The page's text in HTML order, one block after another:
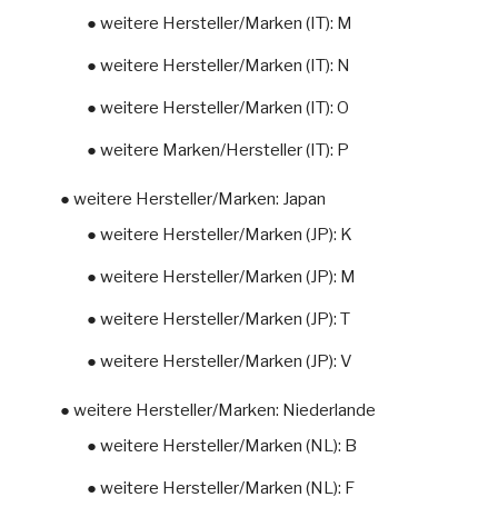
● weitere Hersteller/Marken (IT): M
● weitere Hersteller/Marken (IT): N
● weitere Hersteller/Marken (IT): O
● weitere Marken/Hersteller (IT): P
● weitere Hersteller/Marken: Japan
● weitere Hersteller/Marken (JP): K
● weitere Hersteller/Marken (JP): M
● weitere Hersteller/Marken (JP): T
● weitere Hersteller/Marken (JP): V
● weitere Hersteller/Marken: Niederlande
● weitere Hersteller/Marken (NL): B
● weitere Hersteller/Marken (NL): F